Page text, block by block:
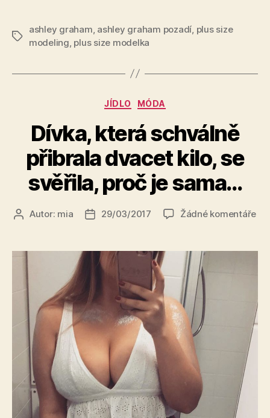
Štítky
ashley graham ashley graham pozadí plus size
modeling plus size modelka
Rubriky
JÍDLO MÓDA
Dívka, která schválně
přibrala dvacet kilo, se
svěřila, proč je sama…
AutorAutor: mia
Datum
29/03/2017 Žádné komentářeu